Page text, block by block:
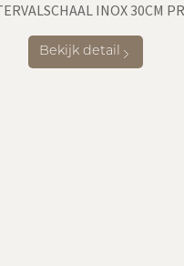
INOX 30CM
Bekijk detail